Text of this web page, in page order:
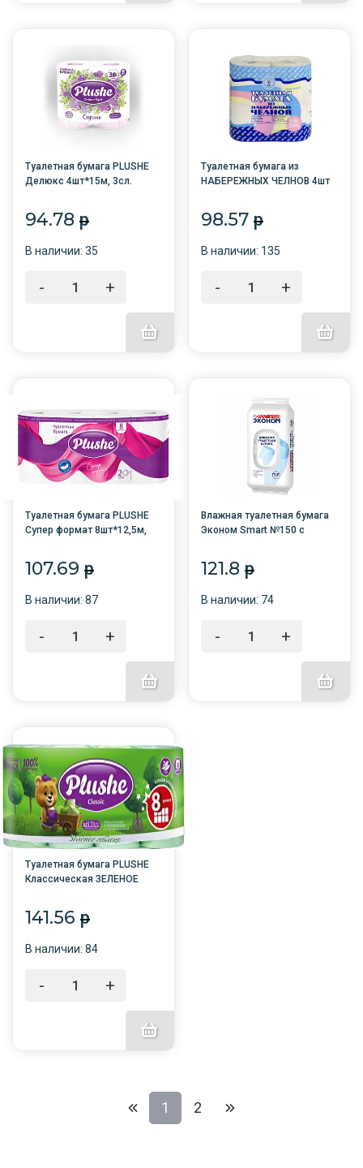
Туалетная бумага PLUSHE
Делюкс 4шт*15м, 3сл.
94.78 p
В наличии: 35
- +
Туалетная бумага из
НАБЕРЕЖНЫХ ЧЕЛНОВ 4шт
пачку/
98.57p
В наличии: 135
- +
Туалетная бумага PLUSHE
Супер формат 8шт*12,5м,
107.69 p
В наличии: 87
- +
Влажная туалетная бумага
Эконом Smart №150 с
121.8p
В наличии: 74
- +
Туалетная бумага PLUSHE
Классическая ЗЕЛЕНОЕ
141.56 p
В наличии: 84
- +
1 2